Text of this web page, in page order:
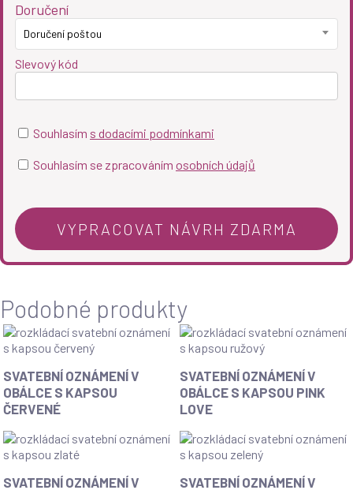
Doručení
Doručení poštou
Slevový kód
Souhlasím s dodacími podmínkami
Souhlasím se zpracováním osobních údajů
Podobné produkty
SVATEBNÍ OZNÁMENÍ V
OBÁLCE S KAPSOU
ČERVENÉ
SVATEBNÍ OZNÁMENÍ V
OBÁLCE S KAPSOU PINK
LOVE
SVATEBNÍ OZNÁMENÍ V SVATEBNÍ OZNÁMENÍ V